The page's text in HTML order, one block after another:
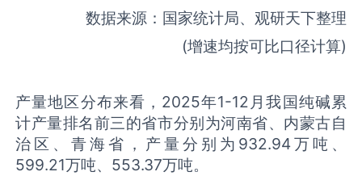
数据来源：国家统计局、观研天下整理
(增速均按可比口径计算)
产量地区分布来看，2025年1-12月我国纯碱累
计产量排名前三的省市分别为河南省、内蒙古自
治区、青海省，产量分别为932.94万吨、
599.21万吨、553.37万吨。